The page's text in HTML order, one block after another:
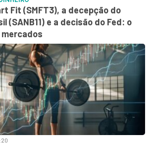
Fit (SMFT3), a decepção do
(SANB11) e a decisão do Fed: o
mercados